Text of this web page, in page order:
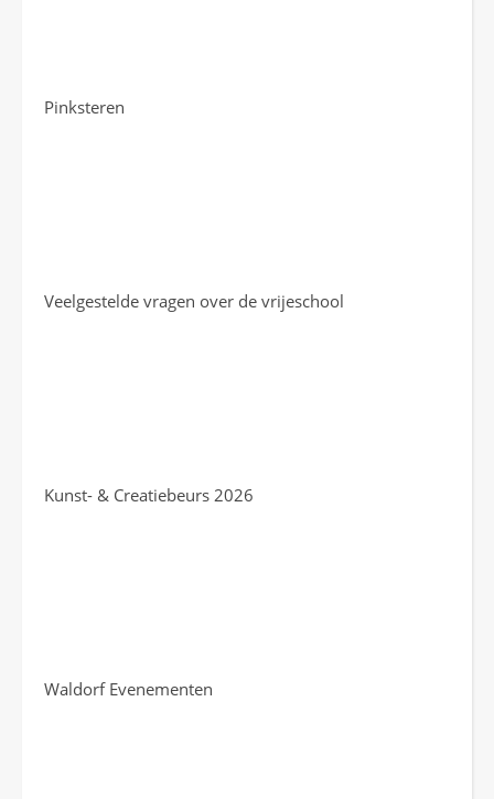
Pinksteren
Veelgestelde vragen over de vrijeschool
Kunst- & Creatiebeurs 2026
Waldorf Evenementen